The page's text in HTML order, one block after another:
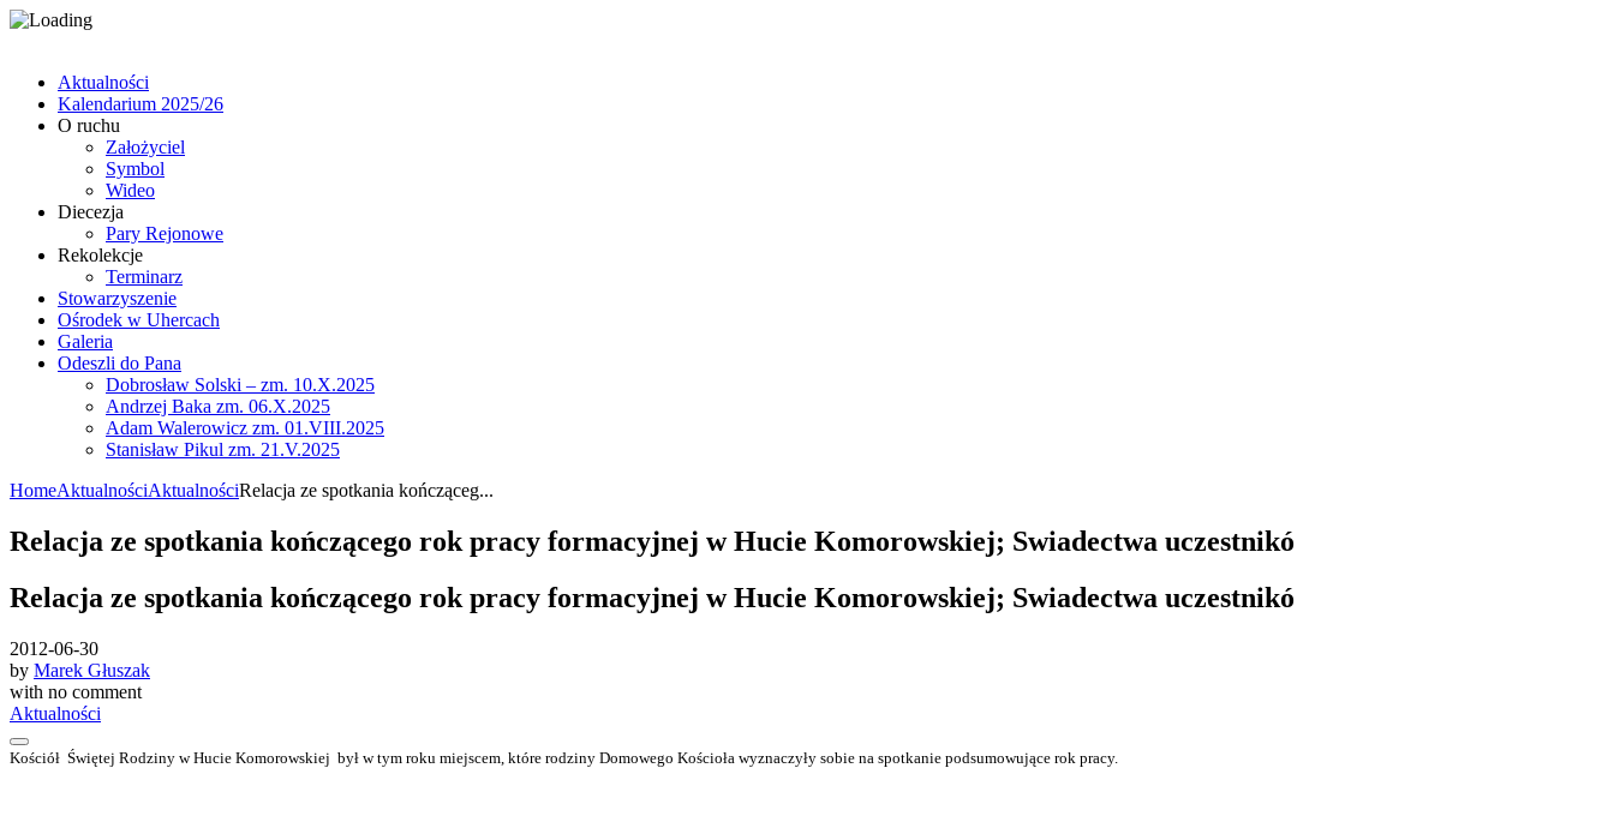
Aktualności
Kalendarium 2025/26
O ruchu
Założyciel
Symbol
Wideo
Diecezja
Pary Rejonowe
Rekolekcje
Terminarz
Stowarzyszenie
Ośrodek w Uhercach
Galeria
Odeszli do Pana
Dobrosław Solski – zm. 10.X.2025
Andrzej Baka zm. 06.X.2025
Adam Walerowicz zm. 01.VIII.2025
Stanisław Pikul zm. 21.V.2025
HomeAktualnościAktualnościRelacja ze spotkania kończąceg...
Relacja ze spotkania kończącego rok pracy formacyjnej w Hucie Komorowskiej; Swiadectwa uczestnikó
Relacja ze spotkania kończącego rok pracy formacyjnej w Hucie Komorowskiej; Swiadectwa uczestnikó
2012-06-30
by Marek Głuszak
with no comment
Aktualności
Kościół Świętej Rodziny w Hucie Komorowskiej był w tym roku miejscem, które rodziny Domowego Kościoła wyznaczyły sobie na spotkanie podsumowujące rok pracy.